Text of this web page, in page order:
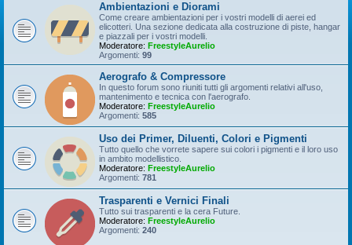
Ambientazioni e Diorami
Come creare ambientazioni per i vostri modelli di aerei ed
elicotteri. Una sezione dedicata alla costruzione di piste, hangar
e piazzali per i vostri modelli.
Moderatore: FreestyleAurelio
Argomenti: 99
Aerografo & Compressore
In questo forum sono riuniti tutti gli argomenti relativi all'uso,
mantenimento e tecnica con l'aerografo.
Moderatore: FreestyleAurelio
Argomenti: 585
Uso dei Primer, Diluenti, Colori e Pigmenti
Tutto quello che vorrete sapere sui colori i pigmenti e il loro uso
in ambito modellistico.
Moderatore: FreestyleAurelio
Argomenti: 781
Trasparenti e Vernici Finali
Tutto sui trasparenti e la cera Future.
Moderatore: FreestyleAurelio
Argomenti: 240